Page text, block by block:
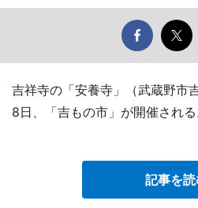
吉祥寺の「安養寺」（武蔵野市
8日、「吉もの市」が開催される
記事を